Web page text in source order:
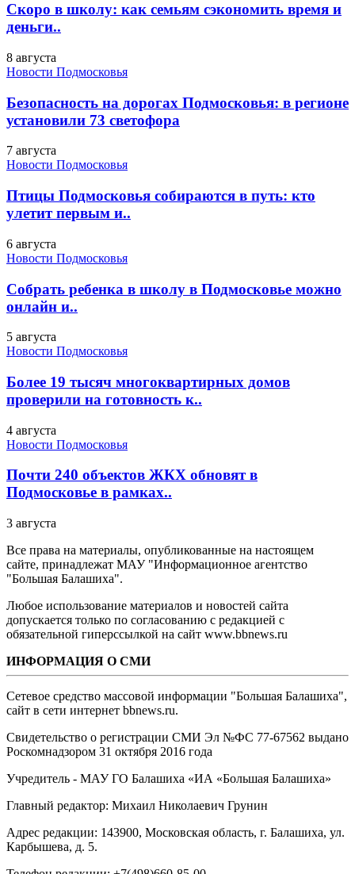
Скоро в школу: как семьям сэкономить время и
деньги..
8 августа
Новости Подмосковья
Безопасность на дорогах Подмосковья: в регионе
установили 73 светофора
7 августа
Новости Подмосковья
Птицы Подмосковья собираются в путь: кто
улетит первым и..
6 августа
Новости Подмосковья
Собрать ребенка в школу в Подмосковье можно
онлайн и..
5 августа
Новости Подмосковья
Более 19 тысяч многоквартирных домов
проверили на готовность к..
4 августа
Новости Подмосковья
Почти 240 объектов ЖКХ обновят в
Подмосковье в рамках..
3 августа
Все права на материалы, опубликованные на настоящем
сайте, принадлежат МАУ "Информационное агентство
"Большая Балашиха".
Любое использование материалов и новостей сайта
допускается только по согласованию с редакцией с
обязательной гиперссылкой на сайт www.bbnews.ru
ИНФОРМАЦИЯ О СМИ
Сетевое средство массовой информации "Большая Балашиха",
сайт в сети интернет bbnews.ru.
Свидетельство о регистрации СМИ Эл №ФС ‎77-67562 выдано
Роскомнадзором 31 октября 2016 года
Учредитель - МАУ ГО Балашиха «ИА «Большая Балашиха»
Главный редактор: Михаил Николаевич Грунин
Адрес редакции: 143900, Московская область, г. Балашиха, ул.
Карбышева, д. 5.